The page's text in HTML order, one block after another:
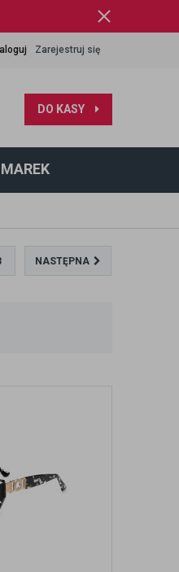
Zarejestruj się
DO KASY
NASTĘPNA